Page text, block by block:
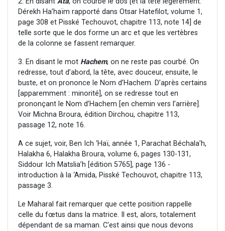
Dérekh Ha’haïm rapporté dans Otsar Hatefilot, volume 1,
page 308 et Pisské Techouvot, chapitre 113, note 14] de
telle sorte que le dos forme un arc et que les vertèbres
de la colonne se fassent remarquer.
3. En disant le mot Hachem, on ne reste pas courbé. On
redresse, tout d’abord, la tête, avec douceur, ensuite, le
buste, et on prononce le Nom d’Hachem. D’après certains
[apparemment : minorité], on se redresse tout en
prononçant le Nom d’Hachem [en chemin vers l’arrière].
Voir Michna Broura, édition Dirchou, chapitre 113,
passage 12, note 16.
A ce sujet, voir, Ben Ich ‘Haï, année 1, Parachat Béchala’h,
Halakha 6, Halakha Broura, volume 6, pages 130-131,
Siddour Ich Matslia’h [édition 5765], page 136 -
introduction à la ‘Amida, Pisské Techouvot, chapitre 113,
passage 3.
Le Maharal fait remarquer que cette position rappelle
celle du fœtus dans la matrice. Il est, alors, totalement
dépendant de sa maman. C'est ainsi que nous devons